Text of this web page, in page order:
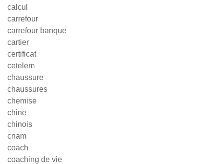
calcul
carrefour
carrefour banque
cartier
certificat
cetelem
chaussure
chaussures
chemise
chine
chinois
cnam
coach
coaching de vie